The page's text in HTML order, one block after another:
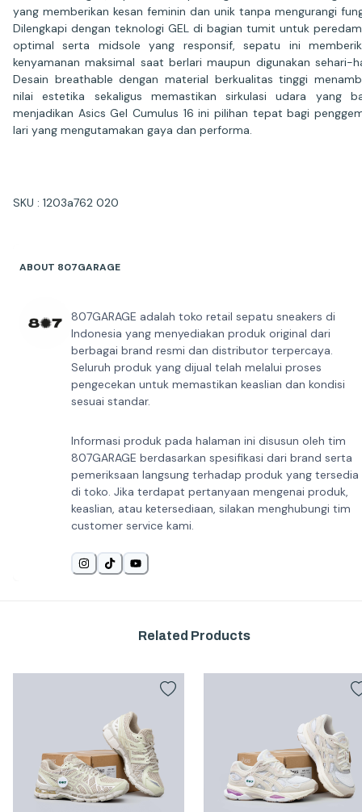
yang memberikan kesan feminin dan unik tanpa mengurangi
Dilengkapi dengan teknologi GEL di bagian tumit untuk
optimal serta midsole yang responsif, sepatu ini
kenyamanan maksimal saat berlari maupun digunakan sehari-
Desain breathable dengan material berkualitas tinggi
nilai estetika sekaligus memastikan sirkulasi udara yang
menjadikan Asics Gel Cumulus 16 ini pilihan tepat bagi
lari yang mengutamakan gaya dan performa.
SKU : 1203a762 020
ABOUT 807GARAGE
807GARAGE adalah toko retail sepatu sneakers di
Indonesia yang menyediakan produk original dari
berbagai brand resmi dan distributor terpercaya.
Seluruh produk yang dijual telah melalui proses
pengecekan untuk memastikan keaslian dan kondisi
sesuai standar.
Informasi produk pada halaman ini disusun oleh tim
807GARAGE berdasarkan spesifikasi dari brand serta
pemeriksaan langsung terhadap produk yang tersedia
di toko. Jika terdapat pertanyaan mengenai produk,
keaslian, atau ketersediaan, silakan menghubungi tim
customer service kami.
Related Products